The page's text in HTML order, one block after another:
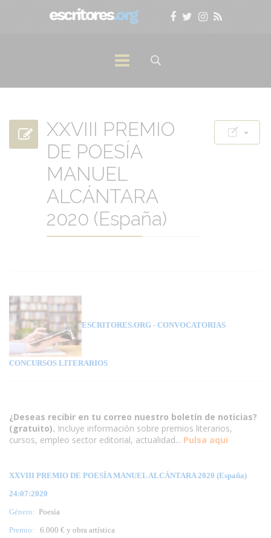
XXVIII PREMIO
DE POESÍA
MANUEL
ALCÁNTARA
2020 (España)
ESCRITORES.ORG - CONVOCATORIAS
CONCURSOS LITERARIOS
¿Deseas recibir en tu correo nuestro boletín de noticias?
(gratuito). Incluye información sobre premios literarios,
cursos, empleo sector editorial, actualidad... Pulsa aqui
XXVIII PREMIO DE POESÍA MANUEL ALCÁNTARA 2020 (España)
24:07:2020
Género: Poesía
Premio:
6.000 € y obra artística